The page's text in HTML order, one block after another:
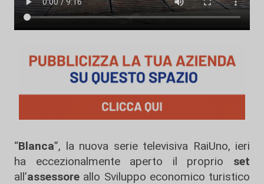
“Blanca”, la nuova serie televisiva RaiUno, ieri
ha eccezionalmente aperto il proprio set
all’assessore allo Sviluppo economico turistico